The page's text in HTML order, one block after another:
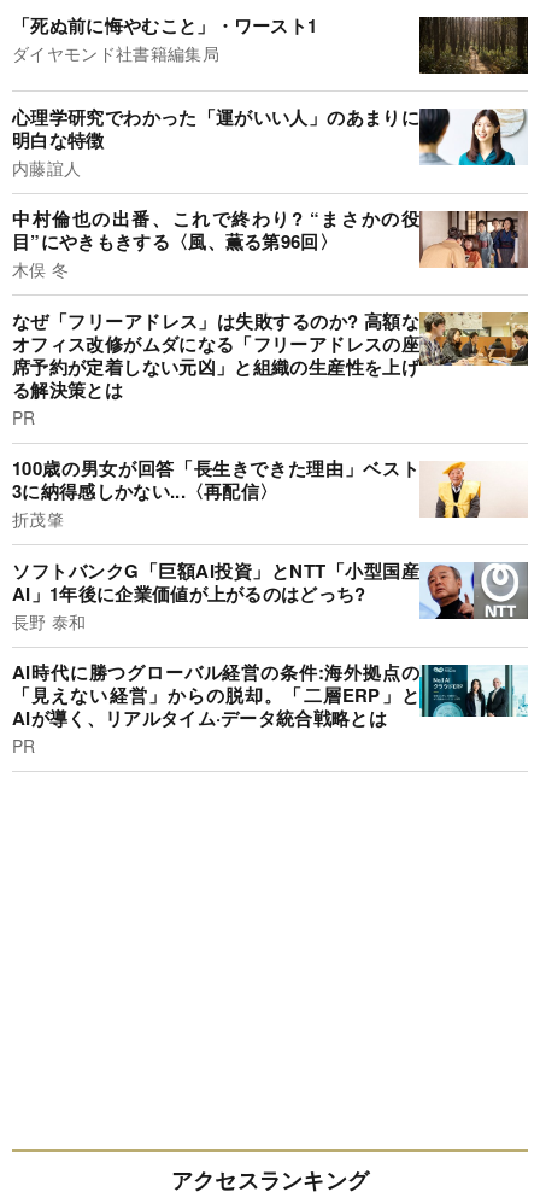
「死ぬ前に悔やむこと」・ワースト1
ダイヤモンド社書籍編集局
心理学研究でわかった「運がいい人」のあまりに
明白な特徴
内藤誼人
中村倫也の出番、これで終わり? “まさかの役
目”にやきもきする〈風、薫る第96回〉
木俣 冬
なぜ「フリーアドレス」は失敗するのか? 高額な
オフィス改修がムダになる「フリーアドレスの座
席予約が定着しない元凶」と組織の生産性を上げ
る解決策とは
PR
100歳の男女が回答「長生きできた理由」ベスト
3に納得感しかない...〈再配信〉
折茂肇
ソフトバンクG「巨額AI投資」とNTT「小型国産
AI」1年後に企業価値が上がるのはどっち?
長野 泰和
AI時代に勝つグローバル経営の条件:海外拠点の
「見えない経営」からの脱却。「二層ERP」と
AIが導く、リアルタイム·データ統合戦略とは
PR
アクセスランキング